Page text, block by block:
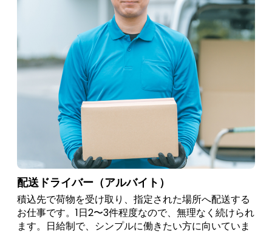
配送ドライバー（アルバイト）
積込先で荷物を受け取り、指定された場所へ配送する
お仕事です。1日2〜3件程度なので、無理なく続けられ
ます。日給制で、シンプルに働きたい方に向いていま